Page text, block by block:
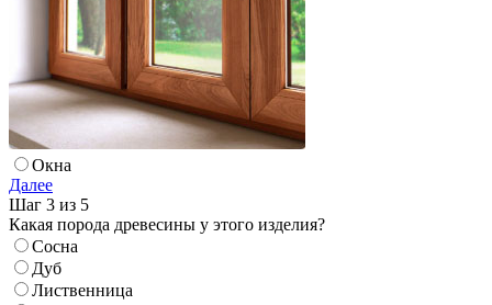
Окна
Далее
Шаг 3 из 5
Какая порода древесины у этого изделия?
Сосна
Дуб
Лиственница